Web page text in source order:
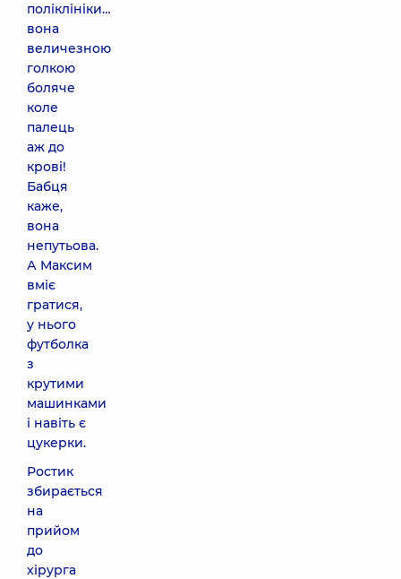
поліклініки…
вона
величезною
голкою
боляче
коле
палець
аж до
крові!
Бабця
каже,
вона
непутьова.
А Максим
вміє
гратися,
у нього
футболка
з
крутими
машинками
і навіть є
цукерки.
Ростик
збирається
на
прийом
до
хірурга